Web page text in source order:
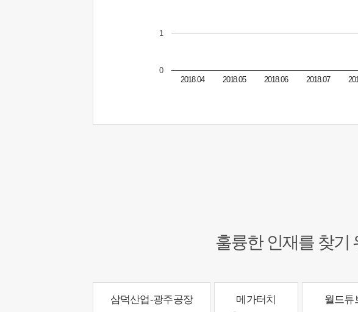
2018.04 2018.05 2018.06 2018.07
0
1
훌륭한 인재를 찾기
삼덕산업-광주공장 메가터치 월드튜